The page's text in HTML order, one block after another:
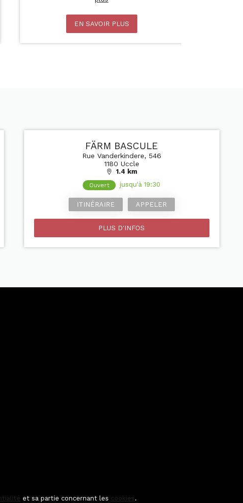
EN SAVOIR PLUS
FÄRM BASCULE
Rue Vanderkindere, 546
1180 Uccle
1.4 km
Ouvert jusqu'à 19:30
ITINÉRAIRE APPELER
PLUS D'INFOS
et sa partie concernant les cookies.